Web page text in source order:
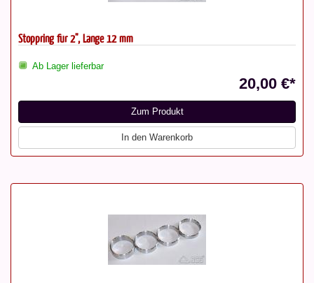
Stoppring für 2", Länge 12 mm
Ab Lager lieferbar
20,00 €*
Zum Produkt
In den Warenkorb